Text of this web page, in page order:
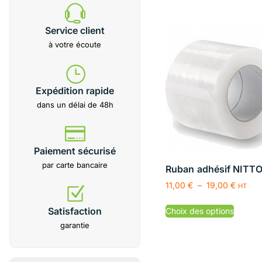
Service client
à votre écoute
Expédition rapide
dans un délai de 48h
Paiement sécurisé
par carte bancaire
Satisfaction
garantie
Ruban adhésif NITTO
11,00 € – 19,00 € HT
Choix des options